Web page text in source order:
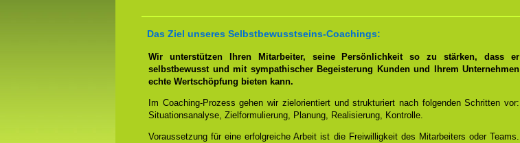
Das Ziel unseres Selbstbewusstseins-Coachings:
Wir unterstützen Ihren Mitarbeiter, seine Persönlichkeit so zu stärken, dass er
selbstbewusst und mit sympathischer Begeisterung Kunden und Ihrem Unternehmen
echte Wertschöpfung bieten kann.
Im Coaching-Prozess gehen wir zielorientiert und strukturiert nach folgenden Schritten vor:
Situationsanalyse, Zielformulierung, Planung, Realisierung, Kontrolle.
Voraussetzung für eine erfolgreiche Arbeit ist die Freiwilligkeit des Mitarbeiters oder Teams.